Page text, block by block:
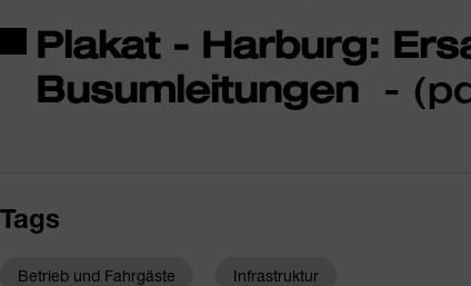
Plakat - Harburg:
Busumleitungen
-
Tags
Betrieb und Fahrgäste Infrastruktur